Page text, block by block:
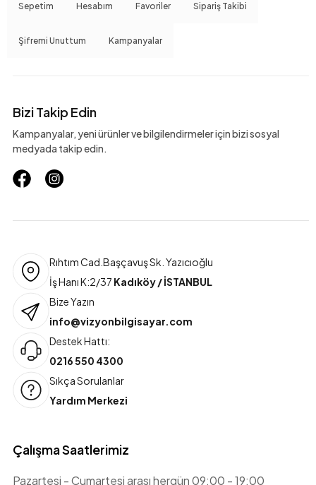
Sepetim Hesabım Favoriler Sipariş Takibi
Şifremi Unuttum Kampanyalar
Bizi Takip Edin
Kampanyalar, yeni ürünler ve bilgilendirmeler için bizi sosyal
medyada takip edin.
Rıhtım Cad.Başçavuş Sk. Yazıcıoğlu
İş Hanı K:2/37 Kadıköy / İSTANBUL
Bize Yazın
info@vizyonbilgisayar.com
Destek Hattı:
0216 550 4300
Sıkça Sorulanlar
Yardım Merkezi
Çalışma Saatlerimiz
Pazartesi - Cumartesi arası hergün 09:00 - 19:00